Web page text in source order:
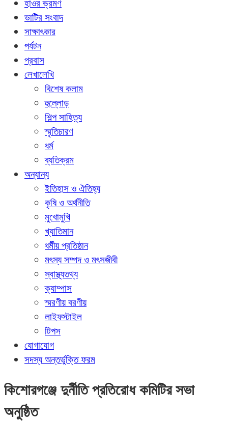
হাওর ভ্রমণ
ভাটির সংবাদ
সাক্ষাৎকার
পর্যটন
প্রবাস
লেখালেখি
বিশেষ কলাম
হুল্লোড়
শিল্প সাহিত্য
স্মৃতিচারণ
ধর্ম
ব্যতিক্রম
অন্যান্য
ইতিহাস ও ঐতিহ্য
কৃষি ও অর্থনীতি
মুখোমুখি
খ্যাতিমান
ধর্মীয় প্রতিষ্ঠান
মৎস্য সম্পদ ও মৎসজীবী
স্বাস্থ্যতথ্য
ক্যাম্পাস
স্মরণীয় বরণীয়
লাইফস্টাইল
টিপস
যোগাযোগ
সদস্য অন্তর্ভুক্তি ফরম
কিশোরগঞ্জে দুর্নীতি প্রতিরোধ কমিটির সভা
অনুষ্ঠিত